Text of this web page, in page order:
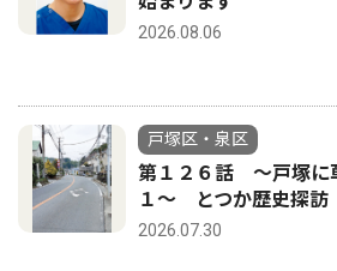
2026.08.06
戸塚区・泉区
第１２６話 〜戸塚に
１〜 とつか歴史探訪
2026.07.30